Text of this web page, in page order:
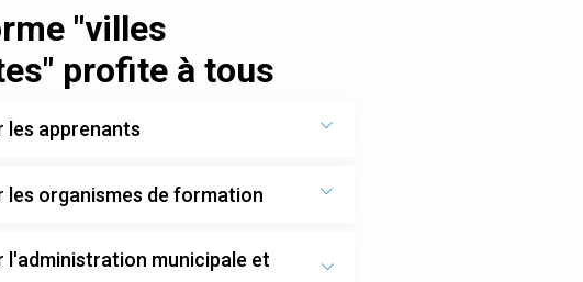
"villes
profite à tous
les apprenants
les organismes de formation
l'administration municipale et